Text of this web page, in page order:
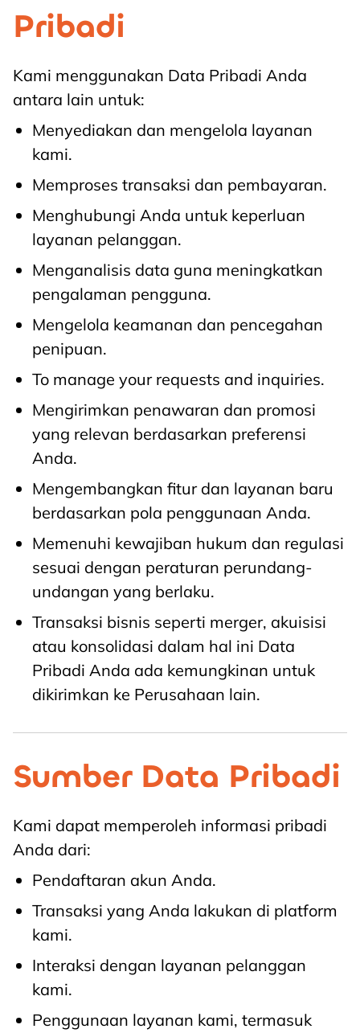
Pribadi
Kami menggunakan Data Pribadi Anda
antara lain untuk:
Menyediakan dan mengelola layanan
kami.
Memproses transaksi dan pembayaran.
Menghubungi Anda untuk keperluan
layanan pelanggan.
Menganalisis data guna meningkatkan
pengalaman pengguna.
Mengelola keamanan dan pencegahan
penipuan.
To manage your requests and inquiries.
Mengirimkan penawaran dan promosi
yang relevan berdasarkan preferensi
Anda.
Mengembangkan fitur dan layanan baru
berdasarkan pola penggunaan Anda.
Memenuhi kewajiban hukum dan regulasi
sesuai dengan peraturan perundang-
undangan yang berlaku.
Transaksi bisnis seperti merger, akuisisi
atau konsolidasi dalam hal ini Data
Pribadi Anda ada kemungkinan untuk
dikirimkan ke Perusahaan lain.
Sumber Data Pribadi
Kami dapat memperoleh informasi pribadi
Anda dari:
Pendaftaran akun Anda.
Transaksi yang Anda lakukan di platform
kami.
Interaksi dengan layanan pelanggan
kami.
Penggunaan layanan kami, termasuk